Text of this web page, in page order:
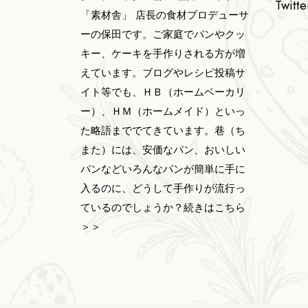
「素材舎」 店長の食材プロデューサ
ーの保田です。ご家庭でパンやクッ
キー、ケーキを手作りされる方が増
えています。ブログやレシピ投稿サ
イト等でも、ＨＢ（ホームベーカリ
ー）、ＨＭ（ホームメイド）といっ
た略語まででてきています。巷（ち
また）には、安価なパン、おいしい
パンなどいろんなパンが簡単に手に
入るのに、どうして手作りが流行っ
ているのでしょうか？続きはこちら
＞＞